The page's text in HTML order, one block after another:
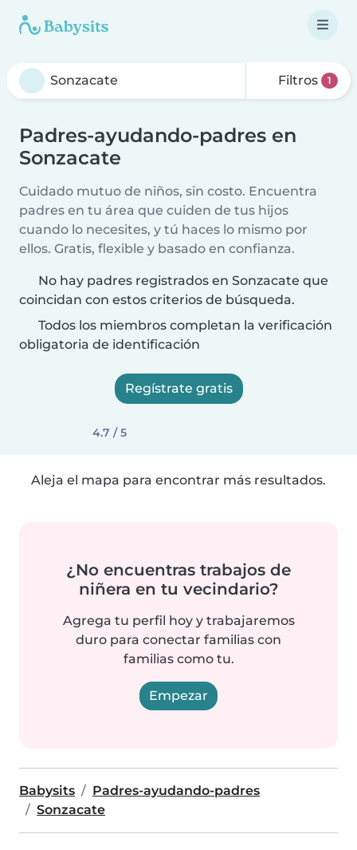
Filtros 1
Padres-ayudando-padres en
Sonzacate
Cuidado mutuo de niños, sin costo. Encuentra
padres en tu área que cuiden de tus hijos
cuando lo necesites, y tú haces lo mismo por
ellos. Gratis, flexible y basado en confianza.
No hay padres registrados en Sonzacate que
coincidan con estos criterios de búsqueda.
Todos los miembros completan la verificación
obligatoria de identificación
Regístrate gratis
4.7 / 5
Aleja el mapa para encontrar más resultados.
¿No encuentras trabajos de
niñera en tu vecindario?
Agrega tu perfil hoy y trabajaremos
duro para conectar familias con
familias como tu.
Empezar
Babysits
Padres-ayudando-padres
Sonzacate